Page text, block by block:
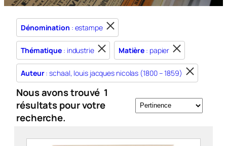
Dénomination : estampe
Thématique : industrie Matière : papier
Auteur: schaal, louis jacques nicolas (1800 – 1859)
Nous avons trouvé 1
résultats pour votre
recherche.